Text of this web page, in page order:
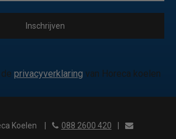
Inschrijven
privacyverklaring van Horeca koelen
Koelen 088 2600 420